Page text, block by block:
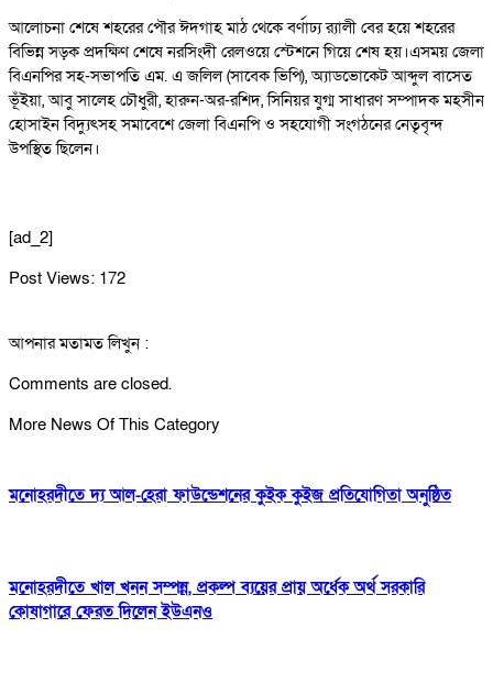
আলোচনা শেষে শহরের পৌর ঈদগাহ মাঠ থেকে বর্ণাঢ্য র‌্যালী বের হয়ে শহরের
বিভিন্ন সড়ক প্রদক্ষিণ শেষে নরসিংদী রেলওয়ে স্টেশনে গিয়ে শেষ হয়।এসময় জেলা
বিএনপির সহ-সভাপতি এম. এ জলিল (সাবেক ভিপি), অ্যাডভোকেট আব্দুল বাসেত
ভূঁইয়া, আবু সালেহ চৌধুরী, হারুন-অর-রশিদ, সিনিয়র যুগ্ম সাধারণ সম্পাদক মহসীন
হোসাইন বিদ্যুৎসহ সমাবেশে জেলা বিএনপি ও সহযোগী সংগঠনের নেতৃবৃন্দ
উপস্থিত ছিলেন।
[ad_2]
Post Views: 172
আপনার মতামত লিখুন :
Comments are closed.
More News Of This Category
মনোহরদীতে দ্য আল-হেরা ফাউন্ডেশনের কুইক কুইজ প্রতিযোগিতা অনুষ্ঠিত
মনোহরদীতে খাল খনন সম্পন্ন, প্রকল্প ব্যয়ের প্রায় অর্ধেক অর্থ সরকারি
কোষাগারে ফেরত দিলেন ইউএনও